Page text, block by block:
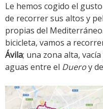
Le hemos cogido el
de recorrer sus altos y
propias del
bicicleta, vamos a
Ávila; una zona alta,
aguas entre el Dueroy